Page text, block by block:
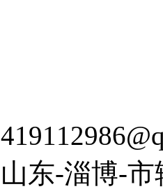
山东-淄博-